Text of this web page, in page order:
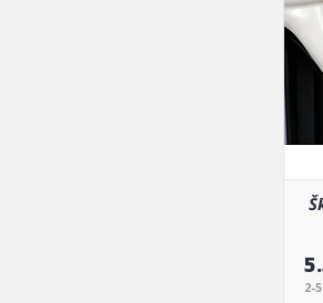
2-